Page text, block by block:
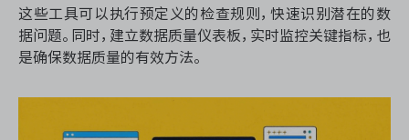
这些工具可以执行预定义的检查规则，快速识别潜在的数
据问题。同时，建立数据质量仪表板，实时监控关键指标，也
是确保数据质量的有效方法。